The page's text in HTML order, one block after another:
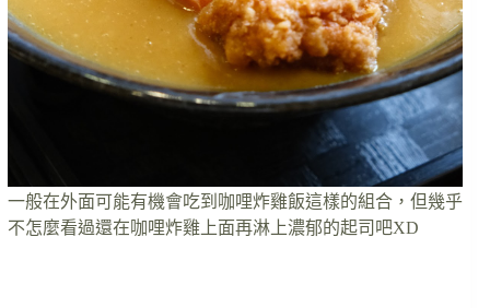
一般在外面可能有機會吃到咖哩炸雞飯這樣的組合，但幾乎
不怎麼看過還在咖哩炸雞上面再淋上濃郁的起司吧XD